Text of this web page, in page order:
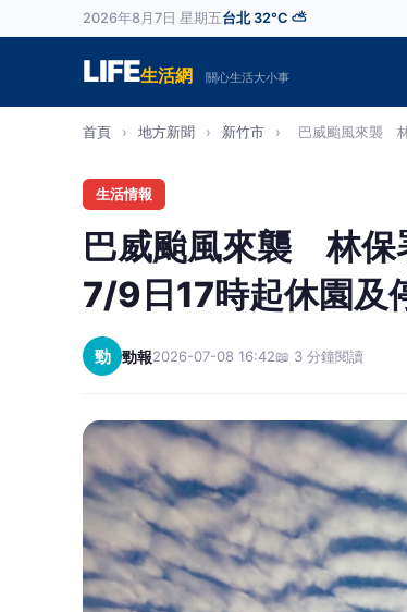
2026年8月7日 星期五台北 32°C ⛅
LIFE生活網 關心生活大小事
首頁 › 地方新聞 › 新竹市 › 巴威颱風來襲
生活情報
巴威颱風來襲 林保
7/9日17時起休園及
勁 勁報2026-07-08 16:42📖 3 分鐘閱讀